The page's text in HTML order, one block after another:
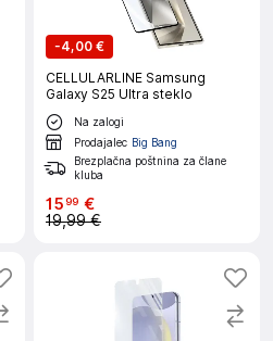
-4,00 €
CELLULARLINE Samsung
Galaxy S25 Ultra steklo
Na zalogi
Prodajalec Big Bang
Brezplačna poštnina za člane
kluba
1599 €
19,99 €